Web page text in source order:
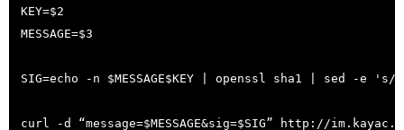
KEY=$2
MESSAGE=$3
SIG=echo -n $MESSAGE$KEY | openssl sha1 | sed -e
curl -d “message=$MESSAGE&sig=$SIG” http://